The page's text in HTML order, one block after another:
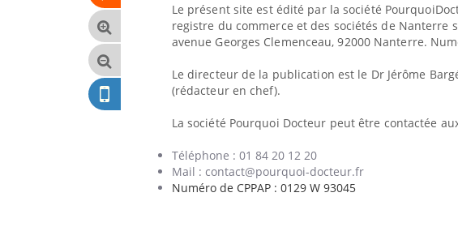
Le présent site est édité par la société
registre du commerce et des sociétés de Nanterre
avenue Georges Clemenceau, 92000 Nanterre.
Le directeur de la publication est le Dr Jérôme
(rédacteur en chef).
La société Pourquoi Docteur peut être contactée
Téléphone : 01 84 20 12 20
Mail : contact@pourquoi-docteur.fr
Numéro de CPPAP : 0129 W 93045